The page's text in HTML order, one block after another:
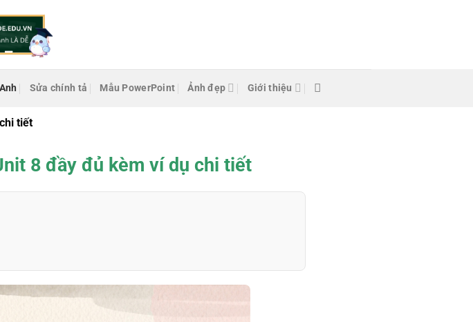
Sửa chính tả Mẫu PowerPoint Ảnh đẹp Giới thiệu
tiết
8 đầy đủ kèm ví dụ chi tiết